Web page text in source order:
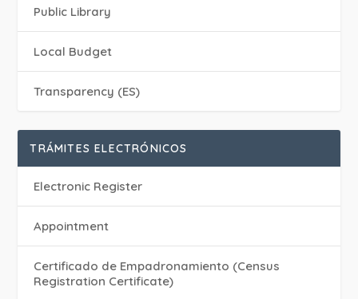
Public Library
Local Budget
Transparency (ES)
TRÁMITES ELECTRÓNICOS
Electronic Register
Appointment
Certificado de Empadronamiento (Census
Registration Certificate)